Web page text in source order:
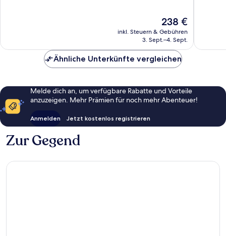
Der
Preis
beträgt
238 €
inkl. Steuern & Gebühren
3. Sept.–4. Sept.
Ähnliche Unterkünfte vergleichen
Melde dich an, um verfügbare Rabatte und Vorteile
anzuzeigen. Mehr Prämien für noch mehr Abenteuer!
Anmelden Jetzt kostenlos registrieren
Zur Gegend